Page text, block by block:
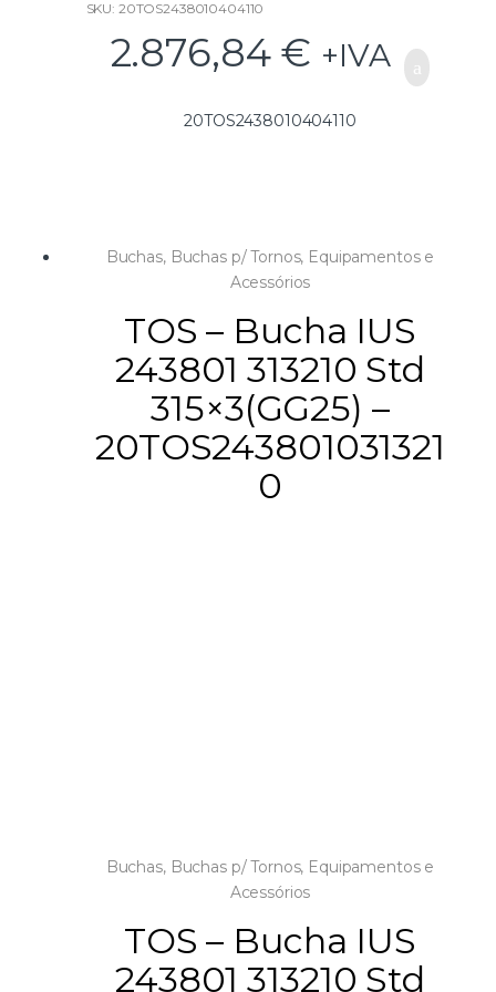
SKU: 20TOS2438010404110
2.876,84 € +IVA
20TOS2438010404110
Buchas, Buchas p/ Tornos, Equipamentos e
Acessórios
TOS – Bucha IUS
243801 313210 Std
315×3(GG25) –
20TOS243801031321
0
Buchas, Buchas p/ Tornos, Equipamentos e
Acessórios
TOS – Bucha IUS
243801 313210 Std